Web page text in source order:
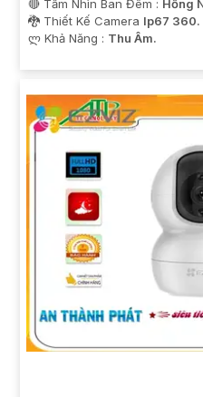
🔴 Tầm Nhìn Ban Đêm : Hồng
🐉️ Thiết Kế Camera Ip67 360.
️ლ Khả Năng : Thu Âm.